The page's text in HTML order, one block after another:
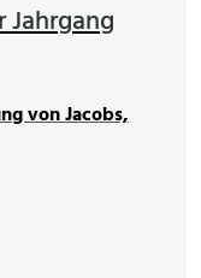
von Jacobs,